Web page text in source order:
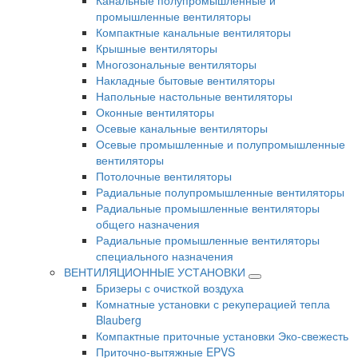
промышленные вентиляторы
Компактные канальные вентиляторы
Крышные вентиляторы
Многозональные вентиляторы
Накладные бытовые вентиляторы
Напольные настольные вентиляторы
Оконные вентиляторы
Осевые канальные вентиляторы
Осевые промышленные и полупромышленные
вентиляторы
Потолочные вентиляторы
Радиальные полупромышленные вентиляторы
Радиальные промышленные вентиляторы
общего назначения
Радиальные промышленные вентиляторы
специального назначения
ВЕНТИЛЯЦИОННЫЕ УСТАНОВКИ
Бризеры с очисткой воздуха
Комнатные установки с рекуперацией тепла
Blauberg
Компактные приточные установки Эко-свежесть
Приточно-вытяжные EPVS